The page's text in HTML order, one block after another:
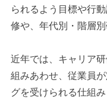
られるよう目標や行
修や、年代別・階層
近年では、キャリア
組みあわせ、従業員
グを受けられる仕組